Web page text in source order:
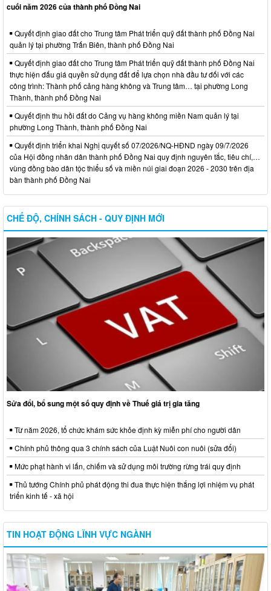
cuối năm 2026 của thành phố Đồng Nai
Quyết định giao đất cho Trung tâm Phát triển quỹ đất thành phố Đồng Nai
quản lý tại phường Trấn Biên, thành phố Đồng Nai
Quyết định giao đất cho Trung tâm Phát triển quỹ đất thành phố Đồng Nai
thực hiện đấu giá quyền sử dụng đất để lựa chọn nhà đầu tư đối với các
công trình: Thành phố cảng hàng không và Trung tâm… tại phường Long
Thành, thành phố Đồng Nai
Quyết định thu hồi đất do Cảng vụ hàng không miền Nam quản lý tại
phường Long Thành, thành phố Đồng Nai
Quyết định triển khai Nghị quyết số 07/2026/NQ-HĐND ngày 09/7/2026
của Hội đồng nhân dân thành phố Đồng Nai quy định nguyên tắc, tiêu chí,…
vùng đồng bào dân tộc thiểu số và miền núi giai đoạn 2026 - 2030 trên địa
bàn thành phố Đồng Nai
CHẾ ĐỘ, CHÍNH SÁCH - QUY ĐỊNH MỚI
Sửa đổi, bổ sung một số quy định về Thuế giá trị gia tăng
Từ năm 2026, tổ chức khám sức khỏe định kỳ miễn phí cho người dân
Chính phủ thông qua 3 chính sách của Luật Nuôi con nuôi (sửa đổi)
Mức phạt hành vi lấn, chiếm và sử dụng môi trường rừng trái quy định
Thủ tướng Chính phủ phát động thi đua thực hiện thắng lợi nhiệm vụ phát
triển kinh tế - xã hội
TIN HOẠT ĐỘNG LĨNH VỰC NGÀNH